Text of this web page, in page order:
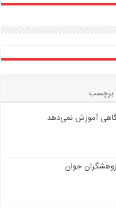
برچسب
آموزش نمی‌دهد
جوان